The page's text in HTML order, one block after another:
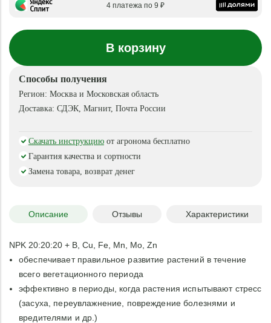
4 платежа по 9 ₽
В корзину
Способы получения
Регион: Москва и Московская область
Доставка: СДЭК, Магнит, Почта России
Скачать инструкцию от агронома бесплатно
Гарантия качества и сортности
Замена товара, возврат денег
Описание Отзывы Характеристики
NPK 20:20:20 + B, Cu, Fe, Mn, Mo, Zn
обеспечивает правильное развитие растений в течение
всего вегетационного периода
эффективно в периоды, когда растения испытывают стресс
(засуха, переувлажнение, повреждение болезнями и
вредителями и др.)